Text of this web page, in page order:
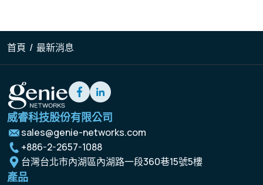
首頁 / 最新消息
威睿科技股份有限公司
sales@genie-networks.com
+886-2-2657-1088
台灣台北市內湖區內湖路一段360巷15號5樓
產品